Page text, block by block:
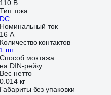
110 В
Тип тока
DC
Номинальный ток
16 А
Количество контактов
1 шт
Способ монтажа
на DIN-рейку
Вес нетто
0.014 кг
Габариты без упаковки